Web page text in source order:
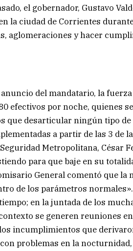
el gobernador, Gustavo
la ciudad de Corrientes
aglomeraciones y hacer
del mandatario, la
efectivos por noche, quienes
que desarticular ningún tipo de
a partir de las 3 de
Metropolitana, César
para que baje en su
General comentó que
de los parámetros
en la juntada de los
se generen reuniones
incumplimientos que
problemas en la